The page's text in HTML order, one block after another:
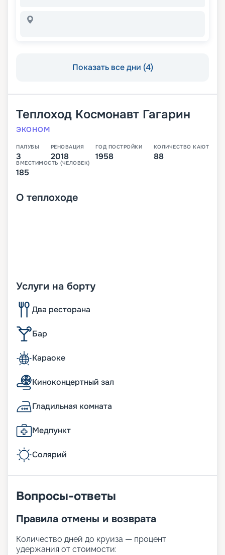
Показать все дни (4)
Теплоход Космонавт Гагарин
ЭКОНОМ
ПАЛУБЫ
3
РЕНОВАЦИЯ
2018
ГОД ПОСТРОЙКИ
1958
КОЛИЧЕСТВО КАЮТ
88
ВМЕСТИМОСТЬ (ЧЕЛОВЕК)
185
О теплоходе
Услуги на борту
Два ресторана
Бар
Караоке
Киноконцертный зал
Гладильная комната
Медпункт
Солярий
Вопросы-ответы
Правила отмены и возврата
Количество дней до круиза — процент
удержания от стоимости: